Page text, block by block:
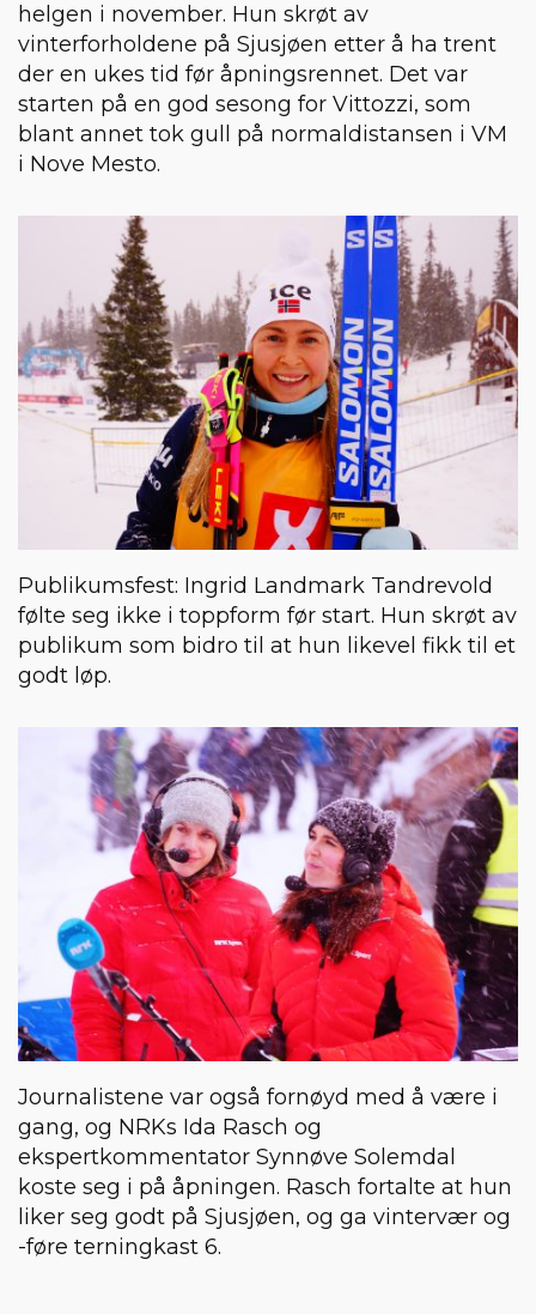
helgen i november. Hun skrøt av
vinterforholdene på Sjusjøen etter å ha trent
der en ukes tid før åpningsrennet. Det var
starten på en god sesong for Vittozzi, som
blant annet tok gull på normaldistansen i VM
i Nove Mesto.
Publikumsfest: Ingrid Landmark Tandrevold
følte seg ikke i toppform før start. Hun skrøt av
publikum som bidro til at hun likevel fikk til et
godt løp.
Journalistene var også fornøyd med å være i
gang, og NRKs Ida Rasch og
ekspertkommentator Synnøve Solemdal
koste seg i på åpningen. Rasch fortalte at hun
liker seg godt på Sjusjøen, og ga vintervær og
-føre terningkast 6.